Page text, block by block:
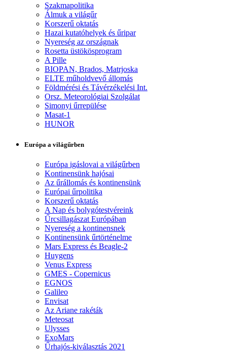
Szakmapolitika
Álmuk a világűr
Korszerű oktatás
Hazai kutatóhelyek és űripar
Nyereség az országnak
Rosetta üstökösprogram
A Pille
BIOPAN, Brados, Matrjoska
ELTE műholdvevő állomás
Földmérési és Távérzékelési Int.
Orsz. Meteorológiai Szolgálat
Simonyi űrrepülése
Masat-1
HUNOR
Európa a világűrben
Európa igáslovai a világűrben
Kontinensünk hajósai
Az űrállomás és kontinensünk
Európai űrpolitika
Korszerű oktatás
A Nap és bolygótestvéreink
Űrcsillagászat Európában
Nyereség a kontinensnek
Kontinensünk űrtörténelme
Mars Express és Beagle-2
Huygens
Venus Express
GMES - Copernicus
EGNOS
Galileo
Envisat
Az Ariane rakéták
Meteosat
Ulysses
ExoMars
Űrhajós-kiválasztás 2021